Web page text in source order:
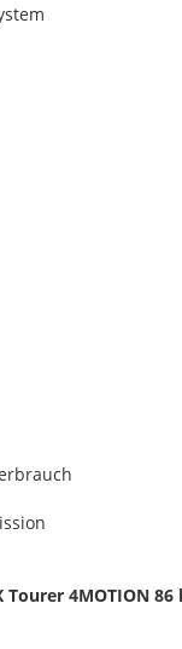
Tourer 4MOTION